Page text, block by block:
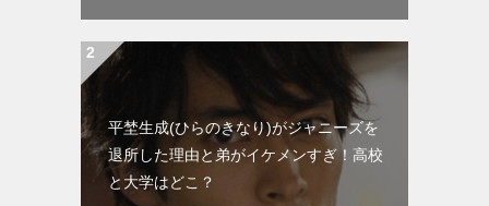
平埜生成(ひらのきなり)がジャニーズを
退所した理由と弟がイケメンすぎ！高校
と大学はどこ？